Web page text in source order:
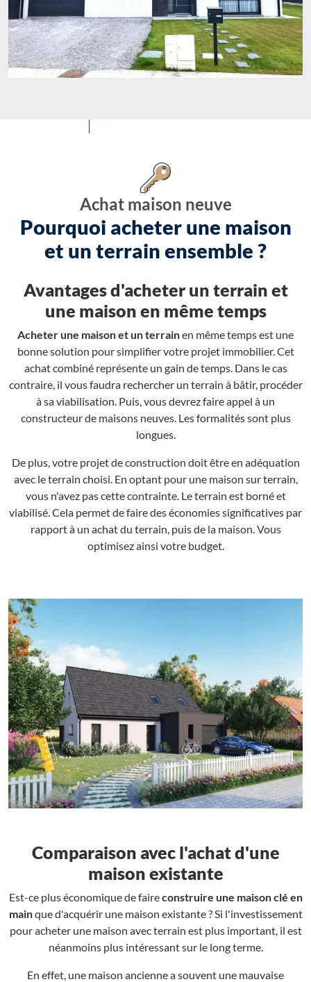
Achat maison neuve
Pourquoi acheter une maison
et un terrain ensemble ?
Avantages d'acheter un terrain et
une maison en même temps
Acheter une maison et un terrainen même temps est une
bonne solution pour simplifier votre projet immobilier. Cet
achat combiné représente un gain de temps. Dans le cas
contraire, il vous faudra rechercher un terrain à bâtir, procéder
à sa viabilisation. Puis, vous devrez faire appel à un
constructeur de maisons neuves. Les formalités sont plus
longues.
De plus, votre projet de construction doit être en adéquation
avec le terrain choisi. En optant pour une maison sur terrain,
vous n'avez pas cette contrainte. Le terrain est borné et
viabilisé. Cela permet de faire des économies significatives par
rapport à un achat du terrain, puis de la maison. Vous
optimisez ainsi votre budget.
Comparaison avec l'achat d'une
maison existante
Est-ce plus économique de faireconstruire une maison clé en
mainque d'acquérir une maison existante ? Si l'investissement
pour acheter une maison avec terrain est plus important, il est
néanmoins plus intéressant sur le long terme.
En effet, une maison ancienne a souvent une mauvaise